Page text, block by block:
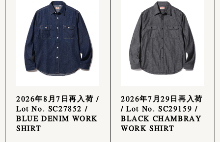
2026年8月7日再入荷 /
Lot No. SC27852 /
BLUE DENIM WORK
SHIRT
2026年7月29日再入荷
/ Lot No. SC29159 /
BLACK CHAMBRAY
WORK SHIRT